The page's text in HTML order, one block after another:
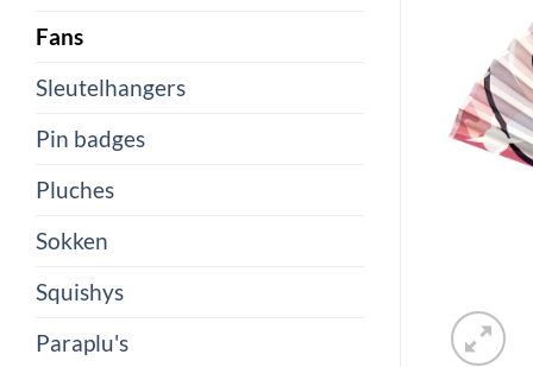
Fans
Sleutelhangers
Pin badges
Pluches
Sokken
Squishys
Paraplu's